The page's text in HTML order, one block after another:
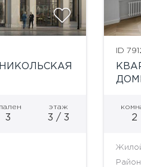
3
этаж
3 / 3
ID
2